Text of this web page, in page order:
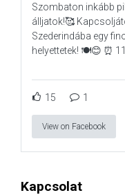
Szombaton inkább
álljatok!🥰
Szederindába egy
helyettetek! 🍽️😊 ⏰
15 1
View on Facebook
Kapcsolat